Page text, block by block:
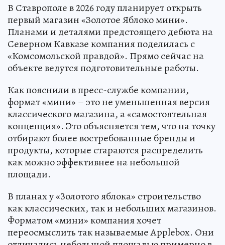
В Ставрополе в 2026 году планирует открыть
первый магазин «Золотое Яблоко мини».
Планами и деталями предстоящего дебюта на
Северном Кавказе компания поделилась с
«Комсомольской правдой». Прямо сейчас на
объекте ведутся подготовительные работы.
Как пояснили в пресс-службе компании,
формат «мини» – это не уменьшенная версия
классического магазина, а «самостоятельная
концепция». Это объясняется тем, что на точку
отбирают более востребованные бренды и
продукты, которые стараются распределить
как можно эффективнее на небольшой
площади.
В планах у «Золотого яблока» строительство
как классических, так и небольших магазинов.
Форматом «мини» компания хочет
переосмыслить так называемые Applebox. Они